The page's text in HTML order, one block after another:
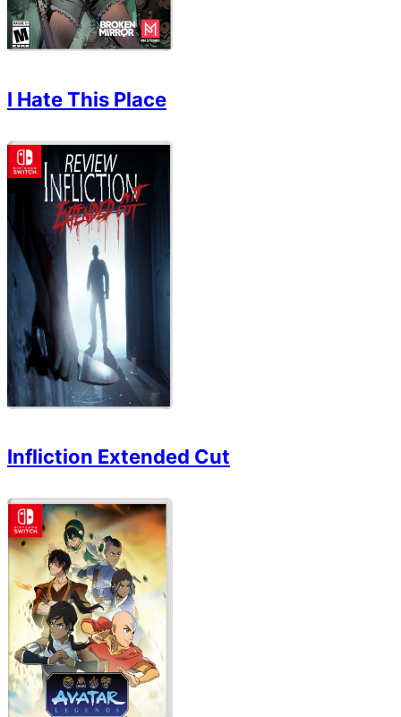
I Hate This Place
Infliction Extended Cut